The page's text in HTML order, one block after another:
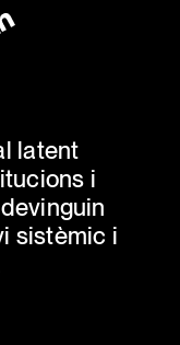
latent
i
sistèmic i